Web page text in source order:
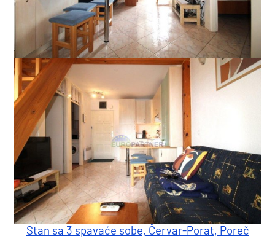
Stan sa 3 spavaće sobe, Červar-Porat, Poreč